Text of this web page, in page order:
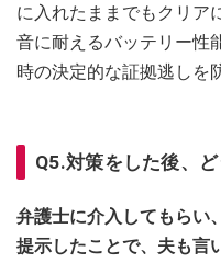
に入れたままでもクリア
音に耐えるバッテリー性
時の決定的な証拠逃しを
Q5.対策をした後、
弁護士に介入してもらい
提示したことで、夫も言